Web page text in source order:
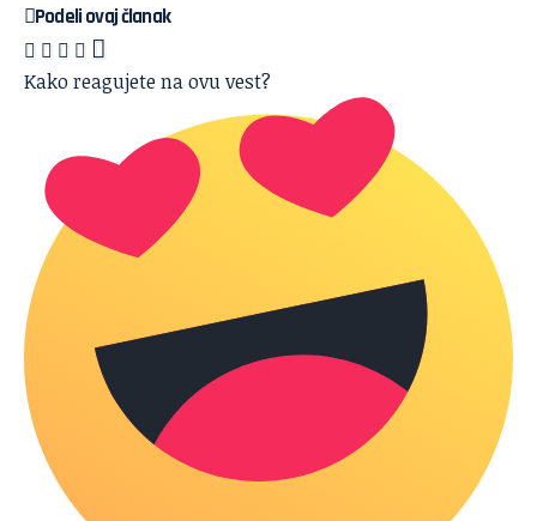
Podeli ovaj članak
Kako reagujete na ovu vest?